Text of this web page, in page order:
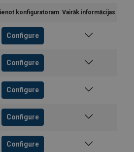
konfiguratoram Vairāk informācijas
Configure
Configure
Configure
Configure
Configure